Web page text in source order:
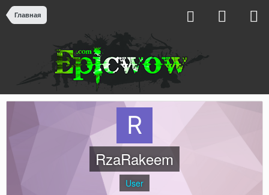
Главная
RzaRakeem
User